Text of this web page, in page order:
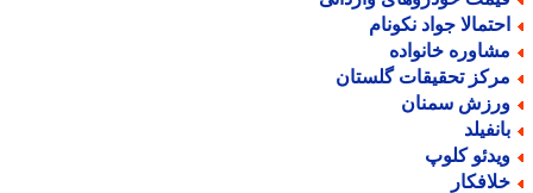
جواد نکونام
خانواده
تحقیقات گلستان
سمنان
کلوپ